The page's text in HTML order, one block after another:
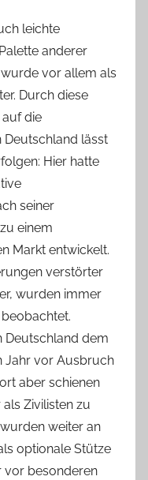
leichte
anderer
vor allem als
Durch diese
die
lässt
Hier hatte
seiner
einem
Markt entwickelt.
verstörter
wurden immer
Deutschland dem
Jahr vor Ausbruch
aber schienen
Zivilisten zu
weiter an
optionale Stütze
vor besonderen